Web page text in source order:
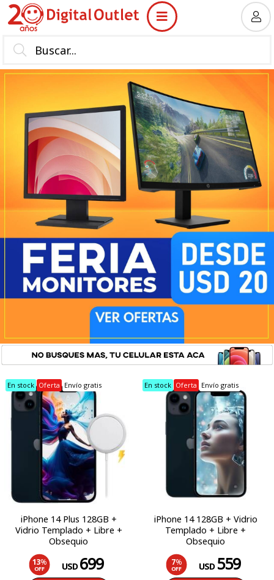
MI COMPRA
En stock Oferta Envío gratis
iPhone 14 Plus 128GB +
Vidrio Templado + Libre +
Obsequio
13%
OFF USD 699
En stock Oferta Envío gratis
iPhone 14 128GB + Vidrio
Templado + Libre +
Obsequio
7%
OFF USD 559